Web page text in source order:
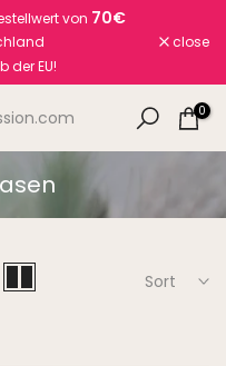
von 70€
der EU!
close
0
Sort